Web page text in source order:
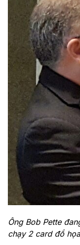
Ông Bob Pette
chạy 2 card đồ